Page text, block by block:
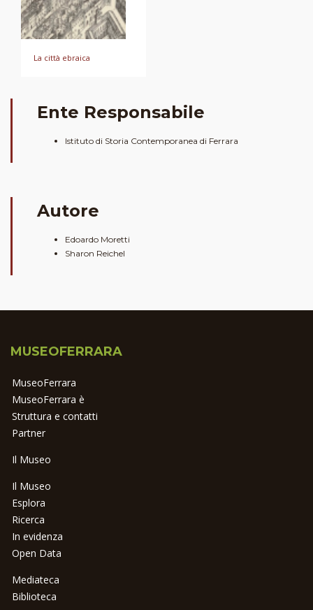
La città ebraica
Ente Responsabile
Istituto di Storia Contemporanea di Ferrara
Autore
Edoardo Moretti
Sharon Reichel
MUSEOFERRARA
MuseoFerrara
MuseoFerrara è
Struttura e contatti
Partner
Il Museo
Il Museo
Esplora
Ricerca
In evidenza
Open Data
Mediateca
Biblioteca